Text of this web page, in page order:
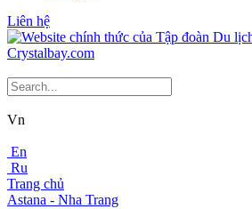
Liên hệ
Vn
En
Ru
Trang chủ
Astana - Nha Trang